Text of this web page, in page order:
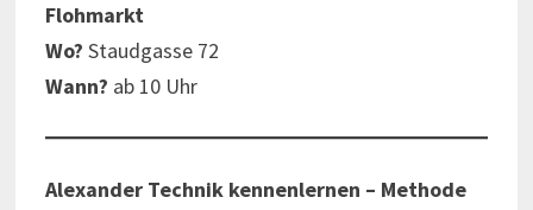
Flohmarkt
Wo? Staudgasse 72
Wann? ab 10 Uhr
Alexander Technik kennenlernen – Methode